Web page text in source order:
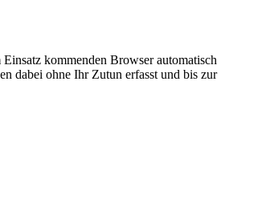
kommenden Browser automatisch
dabei ohne Ihr Zutun erfasst und bis zur